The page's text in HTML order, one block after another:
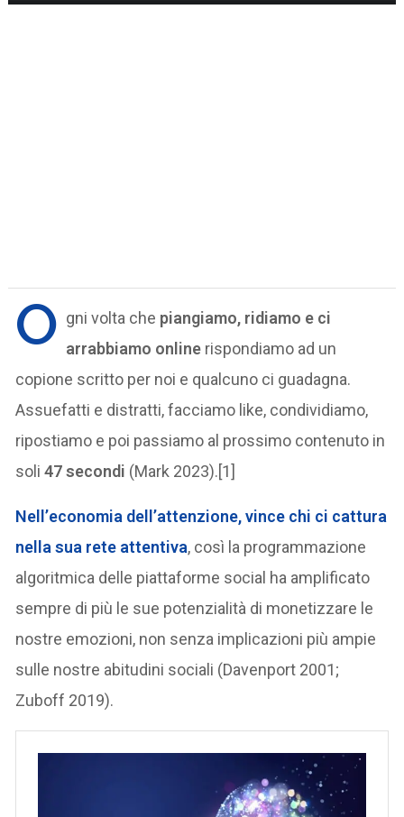
O gni volta che piangiamo, ridiamo e ci
arrabbiamo online rispondiamo ad un
copione scritto per noi e qualcuno ci guadagna.
Assuefatti e distratti, facciamo like, condividiamo,
ripostiamo e poi passiamo al prossimo contenuto in
soli47 secondi (Mark 2023).[1]
Nell’economia dell’attenzione, vince chi ci cattura
nella sua rete attentiva, così la programmazione
algoritmica delle piattaforme social ha amplificato
sempre di più le sue potenzialità di monetizzare le
nostre emozioni, non senza implicazioni più ampie
sulle nostre abitudini sociali (Davenport 2001;
Zuboff 2019).